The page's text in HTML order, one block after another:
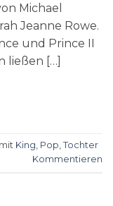
Michael
Jeanne Rowe.
und Prince II
ließen […]
King, Pop, Tochter
Kommentieren